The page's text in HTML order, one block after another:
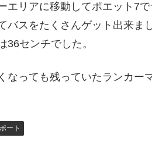
エリアに移動してポエット7
バスをたくさんゲット出来まし
36センチでした。
なっても残っていたランカー
ート